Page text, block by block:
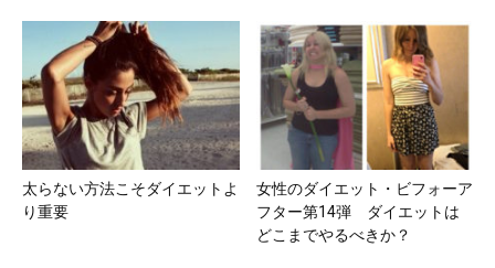
太らない方法こそダイエットよ
り重要
女性のダイエット・ビフォーア
フター第14弾 ダイエットは
どこまでやるべきか？